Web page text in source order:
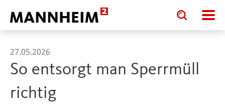
Toggle
search
input
Toggle
search
input
27.05.2026
So entsorgt man Sperrmüll
richtig